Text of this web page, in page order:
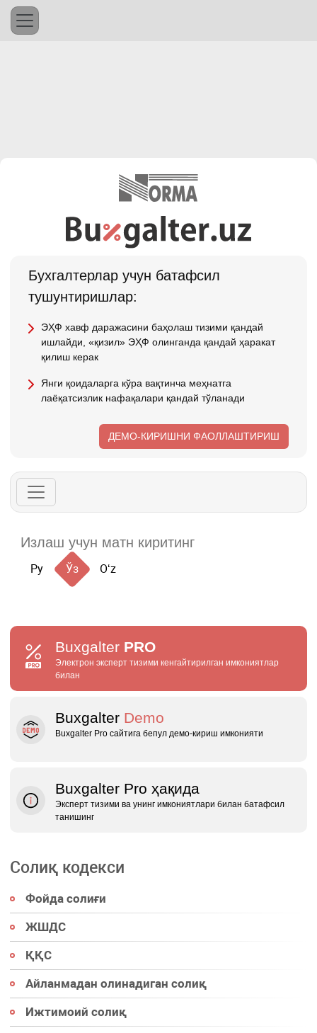
Бухгалтерлар учун батафсил
тушунтиришлар:
ЭҲФ хавф даражасини баҳолаш тизими қандай
ишлайди, «қизил» ЭҲФ олинганда қандай ҳаракат
қилиш керак
Янги қоидаларга кўра вақтинча меҳнатга
лаёқатсизлик нафақалари қандай тўланади
ДЕМО-КИРИШНИ ФАОЛЛАШТИРИШ
Ру Ўз Oʻz
Buxgalter PRO
Электрон эксперт тизими кенгайтирилган имкониятлар
билан
Buxgalter Demo
Buxgalter Pro сайтига бепул демо‑кириш имконияти
Buxgalter Pro ҳақида
Эксперт тизими ва унинг имкониятлари билан батафсил
танишинг
Солиқ кодекси
Фойда солиғи
ЖШДС
ҚҚС
Айланмадан олинадиган солиқ
Ижтимоий солиқ